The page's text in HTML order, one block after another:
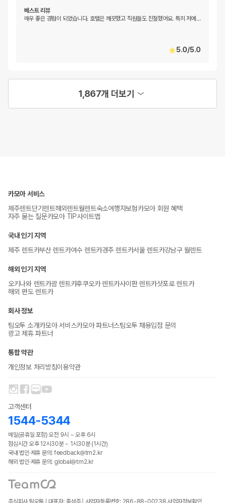
베스트 리뷰
매우 좋은 경험이 되었습니다. 호텔은 깨끗했고 직원들도 친절했어요. 특히 저에 …
5.0/5.0
1,867개 더보기
카모아 서비스
제주렌트단기렌트해외렌트월렌트숙소여행자보험카모아 회원 혜택
자주 묻는 질문카모아 TIP사이트맵
국내 인기 지역
제주 렌트카부산 렌트카여수 렌트카경주 렌트카서울 렌트카강남구 월렌트
해외 인기 지역
오키나와 렌트카괌 렌트카후쿠오카 렌트카사이판 렌트카삿포로 렌트카
해외 편도 렌트카
회사 정보
팀오투 소개카모아 서비스카모아 파트너스팀오투 채용입점 문의
광고 제휴 파트너
통합 약관
개인정보 처리방침이용약관
고객센터
1544-5344
매일(공휴일 포함) 오전 9시 ~ 오후 6시
점심시간 오후 12시30분 ~ 1시30분 (1시간)
국내 법인·제휴 문의: feedback@tm2.kr
해외 법인·제휴 문의: global@tm2.kr
주식회사 팀오투 | 대표자: 홍성주 | 사업자등록번호: 286-88-00238 사업자정보확인